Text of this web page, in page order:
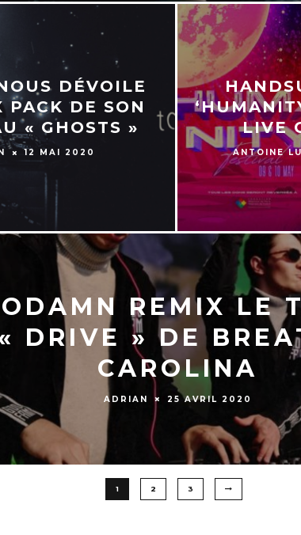
DÉVOILE
PACK DE SON
« GHOSTS »
12 MAI 2020
LIVE
ANTOINE
REMIX LE
DRIVE » DE
CAROLINA
ADRIAN 25 AVRIL 2020
1 2 3